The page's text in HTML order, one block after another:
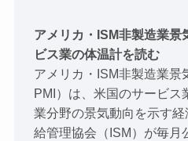
アメリカ・ISM非製造業
ビス業の体温計を読む
アメリカ・ISM非製造業景
PMI）は、米国のサービス
業分野の景気動向を示す
給管理協会（ISM）が毎月